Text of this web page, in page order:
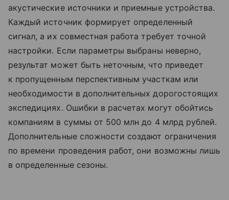
акустические источники и приемные устройства.
Каждый источник формирует определенный
сигнал, а их совместная работа требует точной
настройки. Если параметры выбраны неверно,
результат может быть неточным, что приведет
к пропущенным перспективным участкам или
необходимости в дополнительных дорогостоящих
экспедициях. Ошибки в расчетах могут обойтись
компаниям в суммы от 500 млн до 4 млрд рублей.
Дополнительные сложности создают ограничения
по времени проведения работ, они возможны лишь
в определенные сезоны.